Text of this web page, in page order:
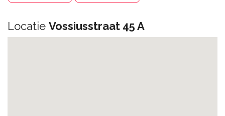
Locatie Vossiusstraat 45 A